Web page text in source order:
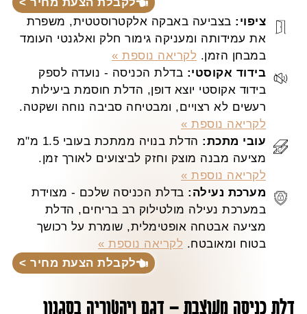
ציפוי: בצביעה באבקה אלקטרוסטטית, משפרת
את עמידותה ומעניקה גימור חלק ואלגנטי העומד
במבחן הזמן. לקריאה נוספת »
בידוד אקוסטי: בדלת הכניסה - נועדה לספק
בידוד אקוסטי יוצא דופן, הדלת חוסמת ביעילות
רעשים לא רצויים, ומבטיחה סביבה נוחה ושקטה.
לקריאה נוספת »
עובי מתכת:
הדלת בנויה ממתכת בעובי 1.5 מ"מ
מציעה מבנה מוצק וחזק לביצועים לאורך זמן.
לקריאה נוספת »
מערכת נעילה: בדלת הכניסה שלכם - מצוידת
במערכת נעילה מולטילוק רב בריחים, הדלת
מציעה אבטחה אופטימלית, שומרת על רכושך
בטוח ומאובטח. לקריאה נוספת »
לקבלת הצעת מחיר >